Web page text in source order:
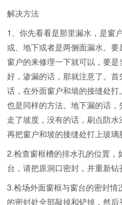
解决方法
1、你先看看是那里漏水，是窗
或、地下或者是两侧面漏水。
窗户的来修理一下就可以，要
好，渗漏的话，那就注意了。
话，在外面窗户和墙的接缝处
也是同样的方法。地下漏的话
走了坡度，没有的话，刷点防水
再把窗户和坡的接缝处打上玻璃
2.检查窗框槽的排水孔的位置，
台，请把原洞口密封，并重新钻
3.检场外面窗框与窗台的密封
的密封处全部敲掉和铲掉，然